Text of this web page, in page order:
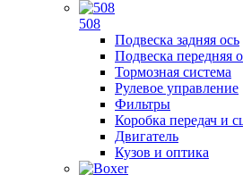
508
Подвеска задняя ось
Подвеска передняя
Тормозная система
Рулевое управление
Фильтры
Коробка передач и
Двигатель
Кузов и оптика